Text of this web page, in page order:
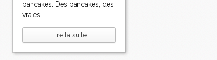
pancakes. Des pancakes, des
vraies,...
Lire la suite